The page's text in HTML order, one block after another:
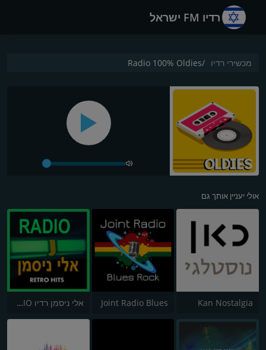
רדיו FM ישראל
מכשירי רדיו Radio 100% Oldies
אולי יעניין אותך גם
Kan Nostalgia
Joint Radio Blues אלי ניסמן רדיו NICEMANRADIO